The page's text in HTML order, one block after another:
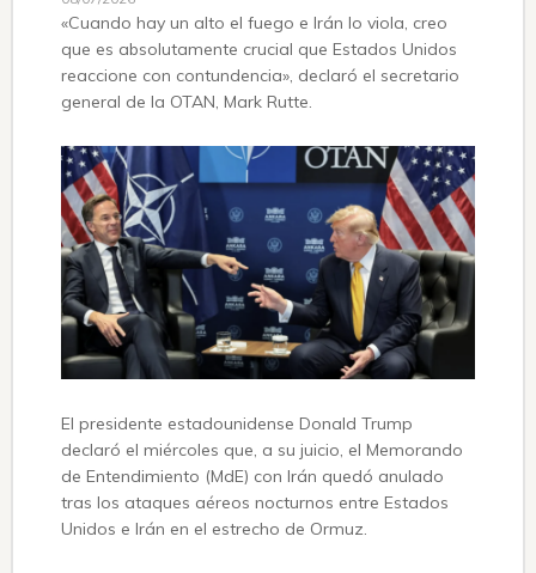
«Cuando hay un alto el fuego e Irán lo viola, creo
que es absolutamente crucial que Estados Unidos
reaccione con contundencia», declaró el secretario
general de la OTAN, Mark Rutte.
El presidente estadounidense Donald Trump
declaró el miércoles que, a su juicio, el Memorando
de Entendimiento (MdE) con Irán quedó anulado
tras los ataques aéreos nocturnos entre Estados
Unidos e Irán en el estrecho de Ormuz.